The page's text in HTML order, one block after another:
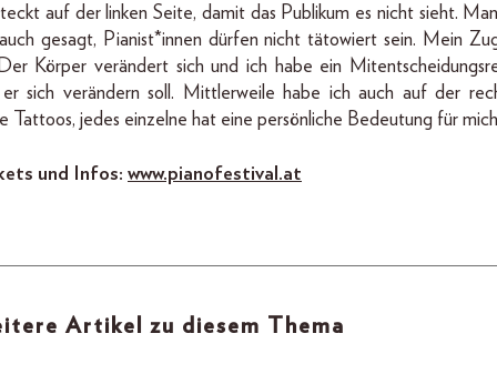
auf der linken Seite, damit das Publikum es nicht sieht.
gesagt, Pianist*innen dürfen nicht tätowiert sein. Mein
Körper verändert sich und ich habe ein
sich verändern soll. Mittlerweile habe ich auch auf der
Tattoos, jedes einzelne hat eine persönliche Bedeutung für
und Infos: www.pianofestival.at
Artikel zu diesem Thema